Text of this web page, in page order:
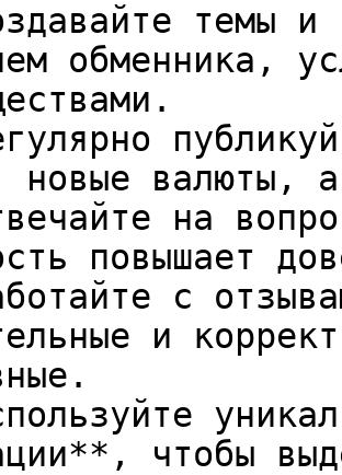
темы и
обменника,
новые валюты,
на
повышает
с
и
чтобы